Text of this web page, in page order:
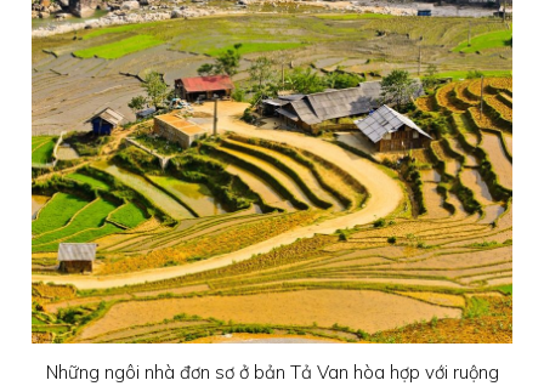
Những ngôi nhà đơn sơ ở bản Tả Van hòa hợp với ruộng